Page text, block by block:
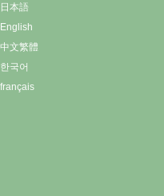
日本語
English
中文繁體
한국어
français